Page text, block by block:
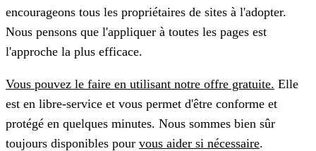
encourageons tous les propriétaires de sites à l'adopter.
Nous pensons que l'appliquer à toutes les pages est
l'approche la plus efficace.
Vous pouvez le faire en utilisant notre offre gratuite. Elle
est en libre-service et vous permet d'être conforme et
protégé en quelques minutes. Nous sommes bien sûr
toujours disponibles pour vous aider si nécessaire.